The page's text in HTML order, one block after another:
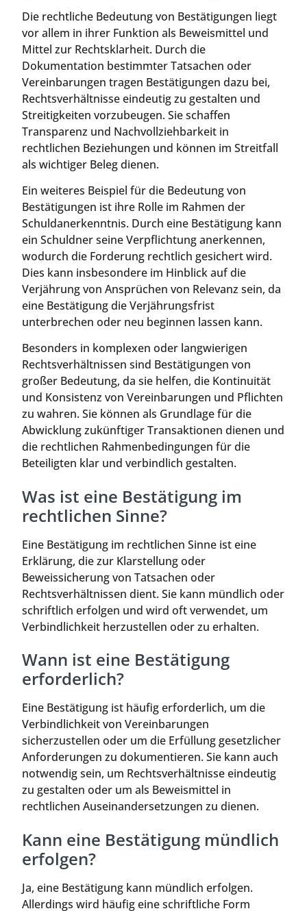
Die rechtliche Bedeutung von Bestätigungen liegt
vor allem in ihrer Funktion als Beweismittel und
Mittel zur Rechtsklarheit. Durch die
Dokumentation bestimmter Tatsachen oder
Vereinbarungen tragen Bestätigungen dazu bei,
Rechtsverhältnisse eindeutig zu gestalten und
Streitigkeiten vorzubeugen. Sie schaffen
Transparenz und Nachvollziehbarkeit in
rechtlichen Beziehungen und können im Streitfall
als wichtiger Beleg dienen.
Ein weiteres Beispiel für die Bedeutung von
Bestätigungen ist ihre Rolle im Rahmen der
Schuldanerkenntnis. Durch eine Bestätigung kann
ein Schuldner seine Verpflichtung anerkennen,
wodurch die Forderung rechtlich gesichert wird.
Dies kann insbesondere im Hinblick auf die
Verjährung von Ansprüchen von Relevanz sein, da
eine Bestätigung die Verjährungsfrist
unterbrechen oder neu beginnen lassen kann.
Besonders in komplexen oder langwierigen
Rechtsverhältnissen sind Bestätigungen von
großer Bedeutung, da sie helfen, die Kontinuität
und Konsistenz von Vereinbarungen und Pflichten
zu wahren. Sie können als Grundlage für die
Abwicklung zukünftiger Transaktionen dienen und
die rechtlichen Rahmenbedingungen für die
Beteiligten klar und verbindlich gestalten.
Was ist eine Bestätigung im
rechtlichen Sinne?
Eine Bestätigung im rechtlichen Sinne ist eine
Erklärung, die zur Klarstellung oder
Beweissicherung von Tatsachen oder
Rechtsverhältnissen dient. Sie kann mündlich oder
schriftlich erfolgen und wird oft verwendet, um
Verbindlichkeit herzustellen oder zu erhalten.
Wann ist eine Bestätigung
erforderlich?
Eine Bestätigung ist häufig erforderlich, um die
Verbindlichkeit von Vereinbarungen
sicherzustellen oder um die Erfüllung gesetzlicher
Anforderungen zu dokumentieren. Sie kann auch
notwendig sein, um Rechtsverhältnisse eindeutig
zu gestalten oder um als Beweismittel in
rechtlichen Auseinandersetzungen zu dienen.
Kann eine Bestätigung mündlich
erfolgen?
Ja, eine Bestätigung kann mündlich erfolgen.
Allerdings wird häufig eine schriftliche Form